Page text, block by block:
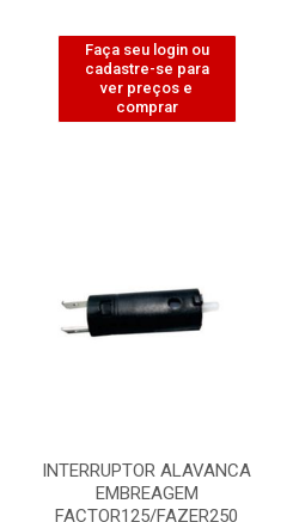
Faça seu login ou
cadastre-se para
ver preços e
comprar
INTERRUPTOR ALAVANCA
EMBREAGEM
FACTOR125/FAZER250